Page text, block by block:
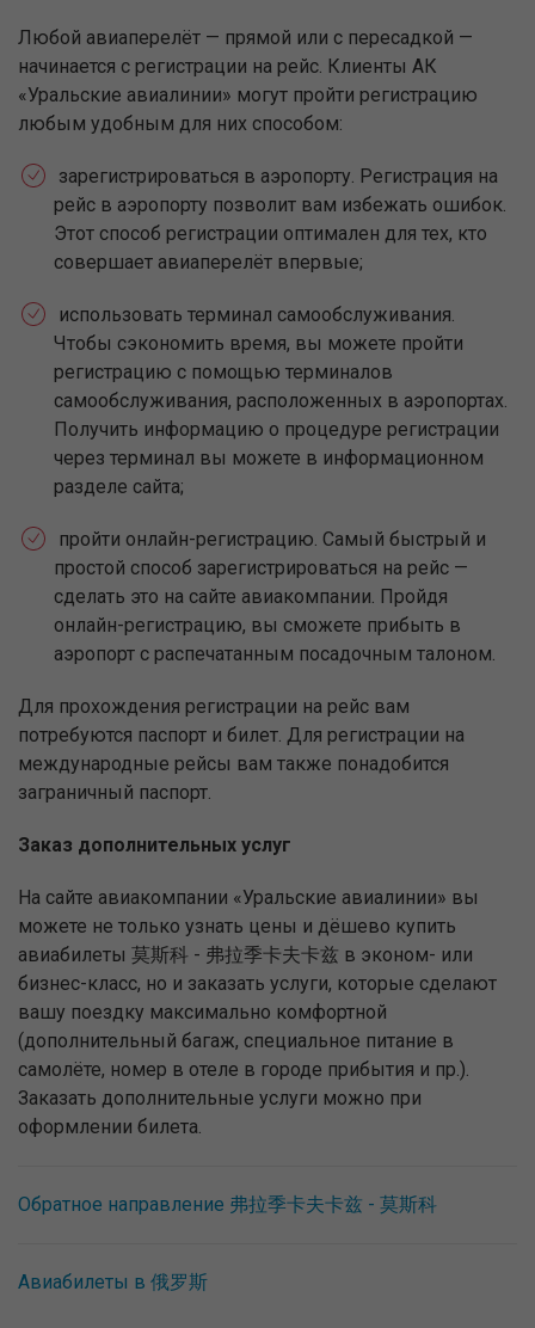
Любой авиаперелёт — прямой или с пересадкой —
начинается с регистрации на рейс. Клиенты АК
«Уральские авиалинии» могут пройти регистрацию
любым удобным для них способом:
зарегистрироваться в аэропорту. Регистрация на
рейс в аэропорту позволит вам избежать ошибок.
Этот способ регистрации оптимален для тех, кто
совершает авиаперелёт впервые;
использовать терминал самообслуживания.
Чтобы сэкономить время, вы можете пройти
регистрацию с помощью терминалов
самообслуживания, расположенных в аэропортах.
Получить информацию о процедуре регистрации
через терминал вы можете в информационном
разделе сайта;
пройти онлайн-регистрацию. Самый быстрый и
простой способ зарегистрироваться на рейс —
сделать это на сайте авиакомпании. Пройдя
онлайн-регистрацию, вы сможете прибыть в
аэропорт с распечатанным посадочным талоном.
Для прохождения регистрации на рейс вам
потребуются паспорт и билет. Для регистрации на
международные рейсы вам также понадобится
заграничный паспорт.
Заказ дополнительных услуг
На сайте авиакомпании «Уральские авиалинии» вы
можете не только узнать цены и дёшево купить
авиабилеты 莫斯科 - 弗拉季卡夫卡兹 в эконом- или
бизнес-класс, но и заказать услуги, которые сделают
вашу поездку максимально комфортной
(дополнительный багаж, специальное питание в
самолёте, номер в отеле в городе прибытия и пр.).
Заказать дополнительные услуги можно при
оформлении билета.
Обратное направление 弗拉季卡夫卡兹 - 莫斯科
Авиабилеты в 俄罗斯